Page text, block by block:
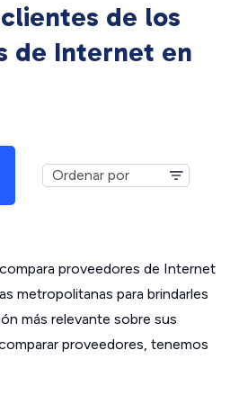
de los
de Internet en
proveedores de Internet
metropolitanas para brindarles
más relevante sobre sus
proveedores, tenemos